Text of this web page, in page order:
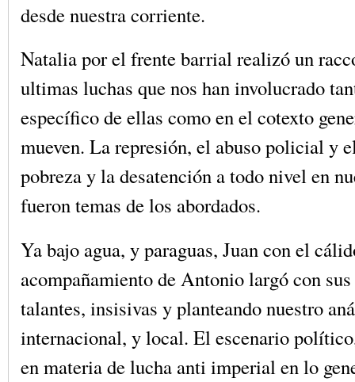
desde nuestra corriente.
Natalia por el frente barrial realizó un
ultimas luchas que nos han involucrado
específico de ellas como en el cotexto
mueven. La represión, el abuso policial y
pobreza y la desatención a todo nivel en
fueron temas de los abordados.
Ya bajo agua, y paraguas, Juan con el
acompañamiento de Antonio largó con
talantes, insisivas y planteando nuestro
internacional, y local. El escenario
en materia de lucha anti imperial en lo